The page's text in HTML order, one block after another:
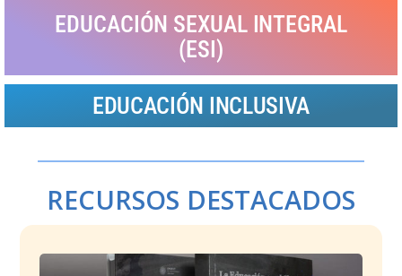
EDUCACIÓN SEXUAL INTEGRAL
(ESI)
EDUCACIÓN INCLUSIVA
RECURSOS DESTACADOS